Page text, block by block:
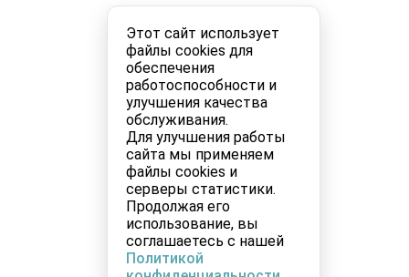
Этот сайт использует
файлы cookies для
обеспечения
работоспособности и
улучшения качества
обслуживания.
Для улучшения работы
сайта мы применяем
файлы cookies и
серверы статистики.
Продолжая его
использование, вы
соглашаетесь с нашей
Политикой